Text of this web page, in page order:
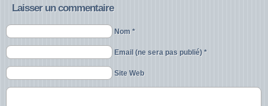
Laisser un commentaire
Nom *
Email (ne sera pas publié) *
Site Web